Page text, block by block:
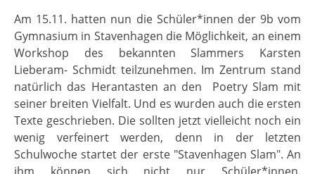
Am 15.11. hatten nun die Schüler*innen der 9b vom
Gymnasium in Stavenhagen die Möglichkeit, an einem
Workshop des bekannten Slammers Karsten
Lieberam- Schmidt teilzunehmen. Im Zentrum stand
natürlich das Herantasten an den Poetry Slam mit
seiner breiten Vielfalt. Und es wurden auch die ersten
Texte geschrieben. Die sollten jetzt vielleicht noch ein
wenig verfeinert werden, denn in der letzten
Schulwoche startet der erste "Stavenhagen Slam". An